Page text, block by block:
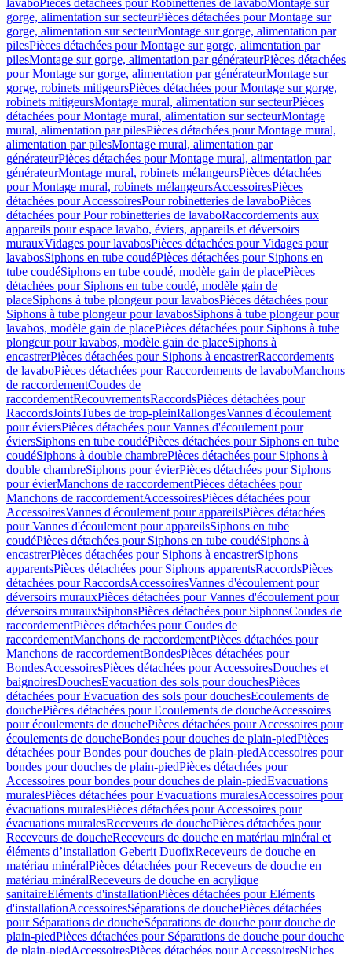
lavaboPièces détachées pour Robinetteries de lavaboMontage sur
gorge, alimentation sur secteurPièces détachées pour Montage sur
gorge, alimentation sur secteurMontage sur gorge, alimentation par
pilesPièces détachées pour Montage sur gorge, alimentation par
pilesMontage sur gorge, alimentation par générateurPièces détachées
pour Montage sur gorge, alimentation par générateurMontage sur
gorge, robinets mitigeursPièces détachées pour Montage sur gorge,
robinets mitigeursMontage mural, alimentation sur secteurPièces
détachées pour Montage mural, alimentation sur secteurMontage
mural, alimentation par pilesPièces détachées pour Montage mural,
alimentation par pilesMontage mural, alimentation par
générateurPièces détachées pour Montage mural, alimentation par
générateurMontage mural, robinets mélangeursPièces détachées
pour Montage mural, robinets mélangeursAccessoiresPièces
détachées pour AccessoiresPour robinetteries de lavaboPièces
détachées pour Pour robinetteries de lavaboRaccordements aux
appareils pour espace lavabo, éviers, appareils et déversoirs
murauxVidages pour lavabosPièces détachées pour Vidages pour
lavabosSiphons en tube coudéPièces détachées pour Siphons en
tube coudéSiphons en tube coudé, modèle gain de placePièces
détachées pour Siphons en tube coudé, modèle gain de
placeSiphons à tube plongeur pour lavabosPièces détachées pour
Siphons à tube plongeur pour lavabosSiphons à tube plongeur pour
lavabos, modèle gain de placePièces détachées pour Siphons à tube
plongeur pour lavabos, modèle gain de placeSiphons à
encastrerPièces détachées pour Siphons à encastrerRaccordements
de lavaboPièces détachées pour Raccordements de lavaboManchons
de raccordementCoudes de
raccordementRecouvrementsRaccordsPièces détachées pour
RaccordsJointsTubes de trop-pleinRallongesVannes d'écoulement
pour éviersPièces détachées pour Vannes d'écoulement pour
éviersSiphons en tube coudéPièces détachées pour Siphons en tube
coudéSiphons à double chambrePièces détachées pour Siphons à
double chambreSiphons pour évierPièces détachées pour Siphons
pour évierManchons de raccordementPièces détachées pour
Manchons de raccordementAccessoiresPièces détachées pour
AccessoiresVannes d'écoulement pour appareilsPièces détachées
pour Vannes d'écoulement pour appareilsSiphons en tube
coudéPièces détachées pour Siphons en tube coudéSiphons à
encastrerPièces détachées pour Siphons à encastrerSiphons
apparentsPièces détachées pour Siphons apparentsRaccordsPièces
détachées pour RaccordsAccessoiresVannes d'écoulement pour
déversoirs murauxPièces détachées pour Vannes d'écoulement pour
déversoirs murauxSiphonsPièces détachées pour SiphonsCoudes de
raccordementPièces détachées pour Coudes de
raccordementManchons de raccordementPièces détachées pour
Manchons de raccordementBondesPièces détachées pour
BondesAccessoiresPièces détachées pour AccessoiresDouches et
baignoiresDouchesEvacuation des sols pour douchesPièces
détachées pour Evacuation des sols pour douchesEcoulements de
douchePièces détachées pour Ecoulements de doucheAccessoires
pour écoulements de douchePièces détachées pour Accessoires pour
écoulements de doucheBondes pour douches de plain-piedPièces
détachées pour Bondes pour douches de plain-piedAccessoires pour
bondes pour douches de plain-piedPièces détachées pour
Accessoires pour bondes pour douches de plain-piedEvacuations
muralesPièces détachées pour Evacuations muralesAccessoires pour
évacuations muralesPièces détachées pour Accessoires pour
évacuations muralesReceveurs de douchePièces détachées pour
Receveurs de doucheReceveurs de douche en matériau minéral et
éléments d’installation Geberit DuofixReceveurs de douche en
matériau minéralPièces détachées pour Receveurs de douche en
matériau minéralReceveurs de douche en acrylique
sanitaireEléments d'installationPièces détachées pour Eléments
d'installationAccessoiresSéparations de douchePièces détachées
pour Séparations de doucheSéparations de douche pour douche de
plain-piedPièces détachées pour Séparations de douche pour douche
de plain-piedAccessoiresPièces détachées pour AccessoiresNiches